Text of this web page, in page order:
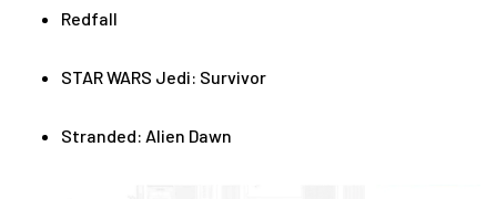
Redfall
STAR WARS Jedi: Survivor
Stranded: Alien Dawn